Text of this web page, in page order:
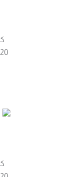
20% على منتجات السوبرماركت